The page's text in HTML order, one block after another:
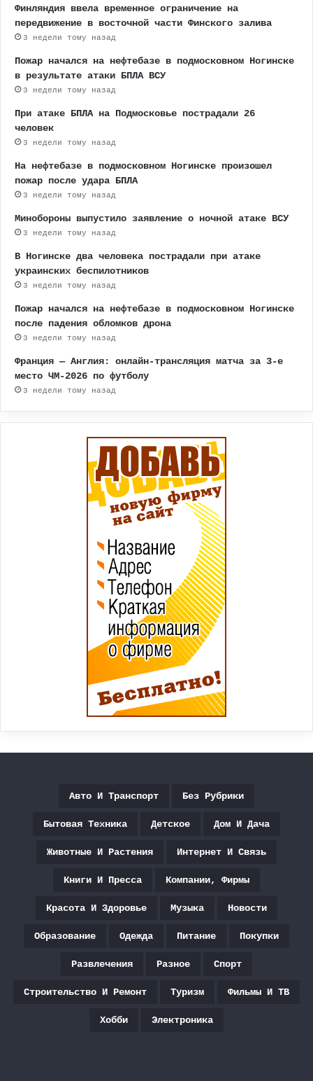
Финляндия ввела временное ограничение на
передвижение в восточной части Финского залива
3 недели тому назад
Пожар начался на нефтебазе в подмосковном Ногинске
в результате атаки БПЛА ВСУ
3 недели тому назад
При атаке БПЛА на Подмосковье пострадали 26
человек
3 недели тому назад
На нефтебазе в подмосковном Ногинске произошел
пожар после удара БПЛА
3 недели тому назад
Минобороны выпустило заявление о ночной атаке ВСУ
3 недели тому назад
В Ногинске два человека пострадали при атаке
украинских беспилотников
3 недели тому назад
Пожар начался на нефтебазе в подмосковном Ногинске
после падения обломков дрона
3 недели тому назад
Франция — Англия: онлайн-трансляция матча за 3-е
место ЧМ-2026 по футболу
3 недели тому назад
Авто И Транспорт Без Рубрики
Бытовая Техника Детское Дом И Дача
Животные И Растения Интернет И Связь
Книги И Пресса Компании, Фирмы
Красота И Здоровье Музыка Новости
Образование Одежда Питание Покупки
Развлечения Разное Спорт
Строительство И Ремонт Туризм Фильмы И ТВ
Хобби Электроника